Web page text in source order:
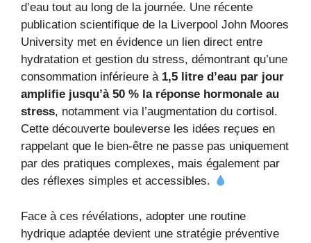
d’eau tout au long de la journée. Une récente
publication scientifique de la Liverpool John Moores
University met en évidence un lien direct entre
hydratation et gestion du stress, démontrant qu’une
consommation inférieure à 1,5 litre d’eau par jour
amplifie jusqu’à 50 % la réponse hormonale au
stress, notamment via l’augmentation du cortisol.
Cette découverte bouleverse les idées reçues en
rappelant que le bien-être ne passe pas uniquement
par des pratiques complexes, mais également par
des réflexes simples et accessibles.
Face à ces révélations, adopter une routine
hydrique adaptée devient une stratégie préventive